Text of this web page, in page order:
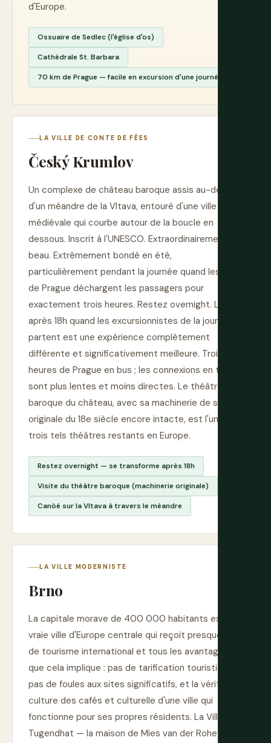
d'Europe.
Ossuaire de Sedlec (l'église d'os)
Cathédrale St. Barbara
70 km de Prague — facile en excursion d'une journée
LA VILLE DE CONTE DE FÉES
Český Krumlov
Un complexe de château baroque assis au-dessus
d'un méandre de la Vltava, entouré d'une ville
médiévale qui courbe autour de la boucle en
dessous. Inscrit à l'UNESCO. Extraordinairement
beau. Extrêmement bondé en été,
particulièrement pendant la journée quand les bus
de Prague déchargent les passagers pour
exactement trois heures. Restez overnight. La ville
après 18h quand les excursionnistes de la journée
partent est une expérience complètement
différente et significativement meilleure. Trois
heures de Prague en bus ; les connexions en train
sont plus lentes et moins directes. Le théâtre
baroque du château, avec sa machinerie de scène
originale du 18e siècle encore intacte, est l'un des
trois tels théâtres restants en Europe.
Restez overnight — se transforme après 18h
Visite du théâtre baroque (machinerie originale)
Canöé sur la Vltava à travers le méandre
LA VILLE MODERNISTE
Brno
La capitale morave de 400 000 habitants est une
vraie ville d'Europe centrale qui reçoit presque pas
de tourisme international et tous les avantages
que cela implique : pas de tarification touristique,
pas de foules aux sites significatifs, et la véritable
culture des cafés et culturelle d'une ville qui
fonctionne pour ses propres résidents. La Villa
Tugendhat — la maison de Mies van der Rohe de